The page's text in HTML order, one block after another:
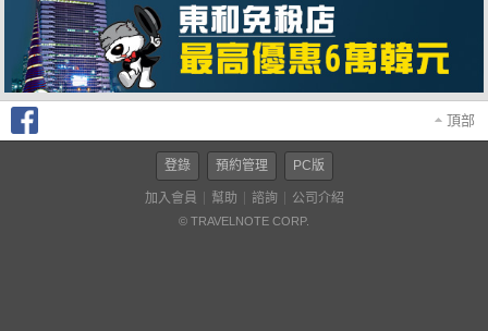
頂部
登錄 預約管理 PC版
加入會員 幫助 諮詢 公司介紹
© TRAVELNOTE CORP.